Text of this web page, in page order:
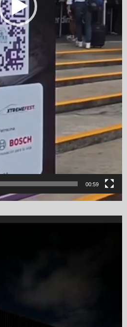
00:59